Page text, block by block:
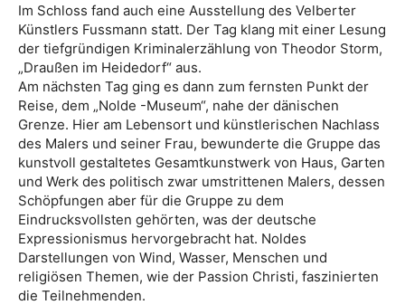
Im Schloss fand auch eine Ausstellung des Velberter
Künstlers Fussmann statt. Der Tag klang mit einer Lesung
der tiefgründigen Kriminalerzählung von Theodor Storm,
„Draußen im Heidedorf“ aus.
Am nächsten Tag ging es dann zum fernsten Punkt der
Reise, dem „Nolde -Museum“, nahe der dänischen
Grenze. Hier am Lebensort und künstlerischen Nachlass
des Malers und seiner Frau, bewunderte die Gruppe das
kunstvoll gestaltetes Gesamtkunstwerk von Haus, Garten
und Werk des politisch zwar umstrittenen Malers, dessen
Schöpfungen aber für die Gruppe zu dem
Eindrucksvollsten gehörten, was der deutsche
Expressionismus hervorgebracht hat. Noldes
Darstellungen von Wind, Wasser, Menschen und
religiösen Themen, wie der Passion Christi, faszinierten
die Teilnehmenden.